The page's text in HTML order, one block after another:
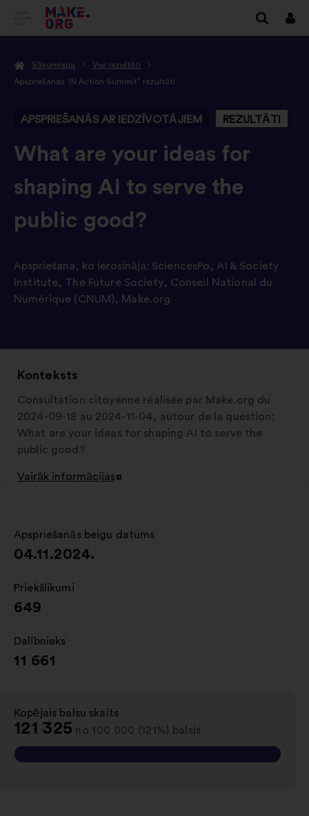
DOTIES
VIETNES
SĀKUMLAPU
Sākumlapa
Visi rezultāti
Apspriešanas "AI Action Summit” rezultāti
APSPRIEŠANĀS AR IEDZĪVOTĀJIEM REZULTĀTI
-
What are your ideas for
shaping AI to serve the
public good?
Apspriešana, ko ierosināja: SciencesPo, AI & Society
Institute, The Future Society, Conseil National du
Numérique (CNUM), Make.org
Konteksts
Consultation citoyenne réalisée par Make.org du
2024-09-18 au 2024-11-04, autour de la question:
What are your ideas for shaping AI to serve the
public good?
Vairāk informācijas
Atvērt
Apspriešanās beigu datums
:
04.11.2024.
Priekšlikumi
:
649
Dalībnieks
:
11 661
Kopējais balsu skaits
:
121 325 no 100 000 (121%) balsis